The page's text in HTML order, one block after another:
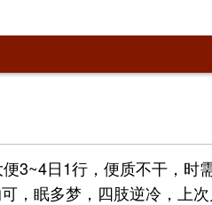
3~4日1行，便质不干，时
，眠多梦，四肢逆冷，上